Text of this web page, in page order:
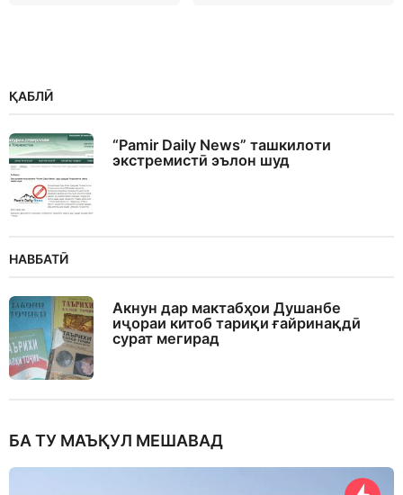
ҚАБЛӢ
“Pamir Daily News” ташкилоти
экстремистӣ эълон шуд
НАВБАТӢ
Акнун дар мактабҳои Душанбе
иҷораи китоб тариқи ғайринақдӣ
сурат мегирад
БА ТУ МАЪҚУЛ МЕШАВАД